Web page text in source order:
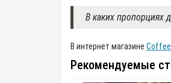
В каких пропорциях
В интернет магазине
Рекомендуемые